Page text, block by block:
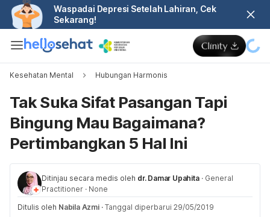
Waspadai Depresi Setelah Lahiran, Cek
Sekarang!
Kesehatan Mental Hubungan Harmonis
Tak Suka Sifat Pasangan Tapi
Bingung Mau Bagaimana?
Pertimbangkan 5 Hal Ini
Ditinjau secara medis oleh dr. Damar Upahita · General
Practitioner · None
Ditulis oleh Nabila Azmi · Tanggal diperbarui 29/05/2019